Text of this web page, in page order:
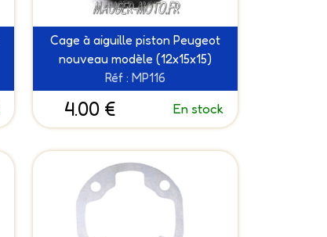
Cage à aiguille piston Peugeot
nouveau modèle (12x15x15)
Réf : MP116
4.00 € En stock